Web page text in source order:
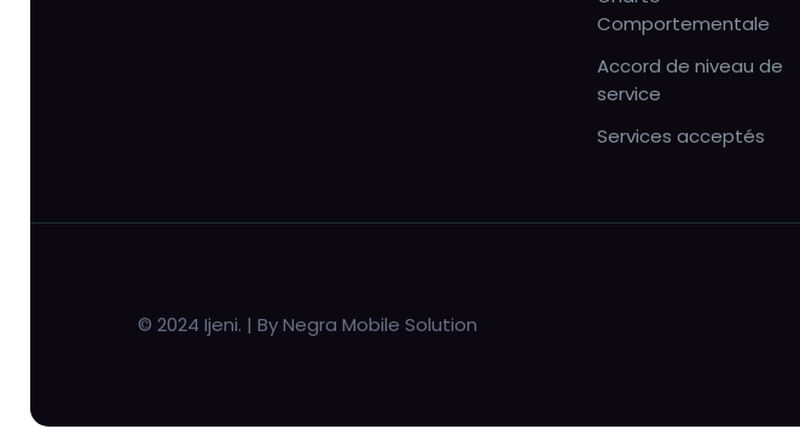
Comportementale
Accord de niveau de
service
Services acceptés
© 2024 Ijeni. | By Negra Mobile Solution